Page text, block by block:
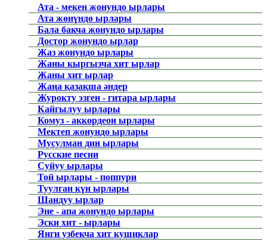
Ата - мекен жонундо ырлары
Ата жөнүндө ырлары
Бала бакча жонундо ырлары
Достор жонундо ырлар
Жаз жонундо ырлары
Жаны кыргызча хит ырлар
Жаны хит ырлар
Жаңа қазақша әндер
Журокту эзген - гитара ырлары
Кайгылуу ырлары
Комуз - аккордеон ырлары
Мектеп жонундо ырлары
Мусулман дин ырлары
Русские песни
Суйуу ырлары
Той ырлары - поппури
Туулган күн ырлары
Шандуу ырлар
Эне - апа жонундо ырлары
Эски хит - ырлары
Янги узбекча хит кушиклар